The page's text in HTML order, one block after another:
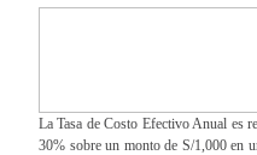
La Tasa de Costo Efectivo Anual es
30% sobre un monto de S/1,000 en